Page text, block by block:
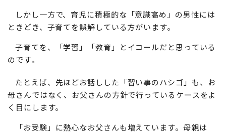
しかし一方で、育児に積極的な「意識高め」の男性には
ときどき、子育てを誤解している方がいます。
子育てを、「学習」「教育」とイコールだと思っている
のです。
たとえば、先ほどお話しした「習い事のハシゴ」も、お
母さんではなく、お父さんの方針で行っているケースをよ